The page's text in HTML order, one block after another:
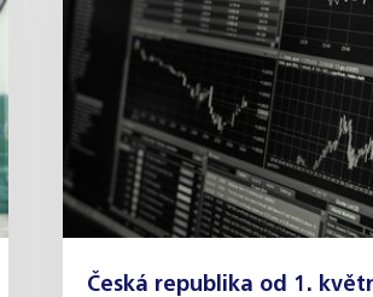
Česká republika od 1.